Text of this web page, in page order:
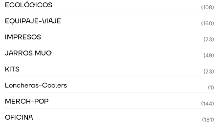
ECOLÓGICOS (108)
EQUIPAJE-VIAJE (160)
IMPRESOS (23)
JARROS MUG (49)
KITS (23)
Loncheras-Coolers (1)
MERCH-POP (144)
OFICINA (181)